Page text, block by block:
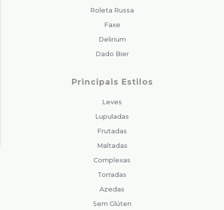
Roleta Russa
Faxe
Delirium
Dado Bier
Principais Estilos
Leves
Lupuladas
Frutadas
Maltadas
Complexas
Torradas
Azedas
Sem Glúten